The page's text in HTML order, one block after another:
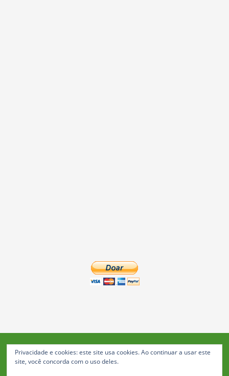
Blog da Feira: Jornal de Notícias de Feira de Santana
Privacidade e cookies: este site usa cookies. Ao continuar a usar este
site, você concorda com o uso deles.